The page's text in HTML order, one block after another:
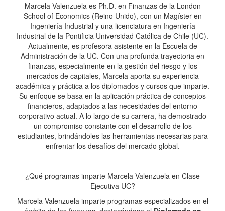
Marcela Valenzuela es Ph.D. en Finanzas de la London
School of Economics (Reino Unido), con un Magíster en
Ingeniería Industrial y una licenciatura en Ingeniería
Industrial de la Pontificia Universidad Católica de Chile (UC).
Actualmente, es profesora asistente en la Escuela de
Administración de la UC. Con una profunda trayectoria en
finanzas, especialmente en la gestión del riesgo y los
mercados de capitales, Marcela aporta su experiencia
académica y práctica a los diplomados y cursos que imparte.
Su enfoque se basa en la aplicación práctica de conceptos
financieros, adaptados a las necesidades del entorno
corporativo actual. A lo largo de su carrera, ha demostrado
un compromiso constante con el desarrollo de los
estudiantes, brindándoles las herramientas necesarias para
enfrentar los desafíos del mercado global.
¿Qué programas imparte Marcela Valenzuela en Clase
Ejecutiva UC?
Marcela Valenzuela imparte programas especializados en el